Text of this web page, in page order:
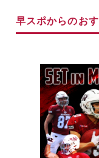
早スポからのお